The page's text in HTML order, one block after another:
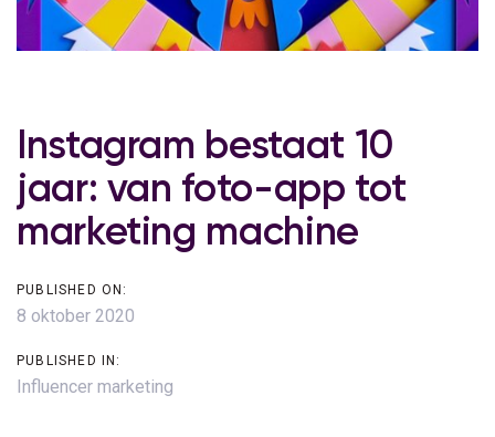
Instagram bestaat 10
jaar: van foto-app tot
marketing machine
PUBLISHED ON:
8 oktober 2020
PUBLISHED IN:
Influencer marketing